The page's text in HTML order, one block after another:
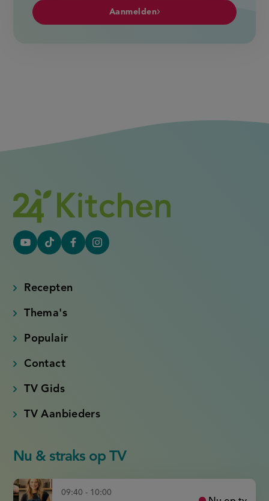
Aanmelden
YouTube
link)
Tiktok
link)
FacebookInstagram
Recepten
Thema's
Populair
Contact
TV Gids
TV Aanbieders
Nu & straks op TV
09:40 - 10:00